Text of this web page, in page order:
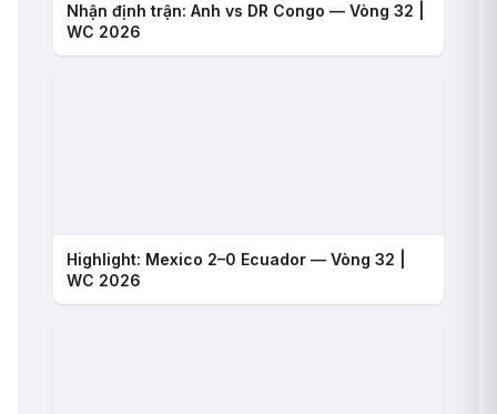
Nhận định trận: Anh vs DR Congo — Vòng 32 |
WC 2026
Highlight: Mexico 2–0 Ecuador — Vòng 32 |
WC 2026